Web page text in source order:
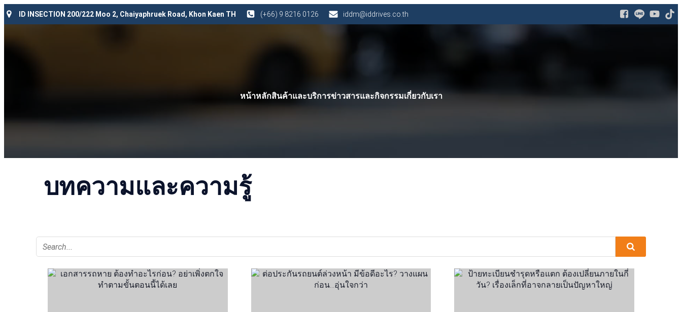
ID INSECTION 200/222 Moo 2, Chaiyaphruek Road, Khon Kaen TH (+66) 9 8216 0126 iddm@iddrives.co.th
หน้าหลักสินค้าและบริการข่าวสารและกิจกรรมเกี่ยวกับเรา
บทความและความรู้